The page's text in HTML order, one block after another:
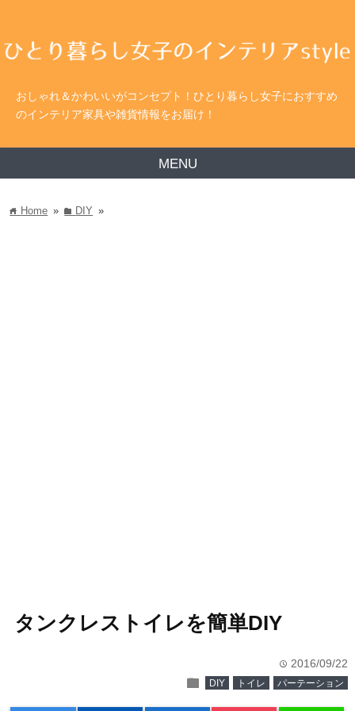
おしゃれ＆かわいいがコンセプト！ひとり暮らし女子におすすめ
のインテリア家具や雑貨情報をお届け！
MENU
home Home » folder DIY »
タンクレストイレを簡単DIY
time 2016/09/22
folder DIY トイレ パーテーション